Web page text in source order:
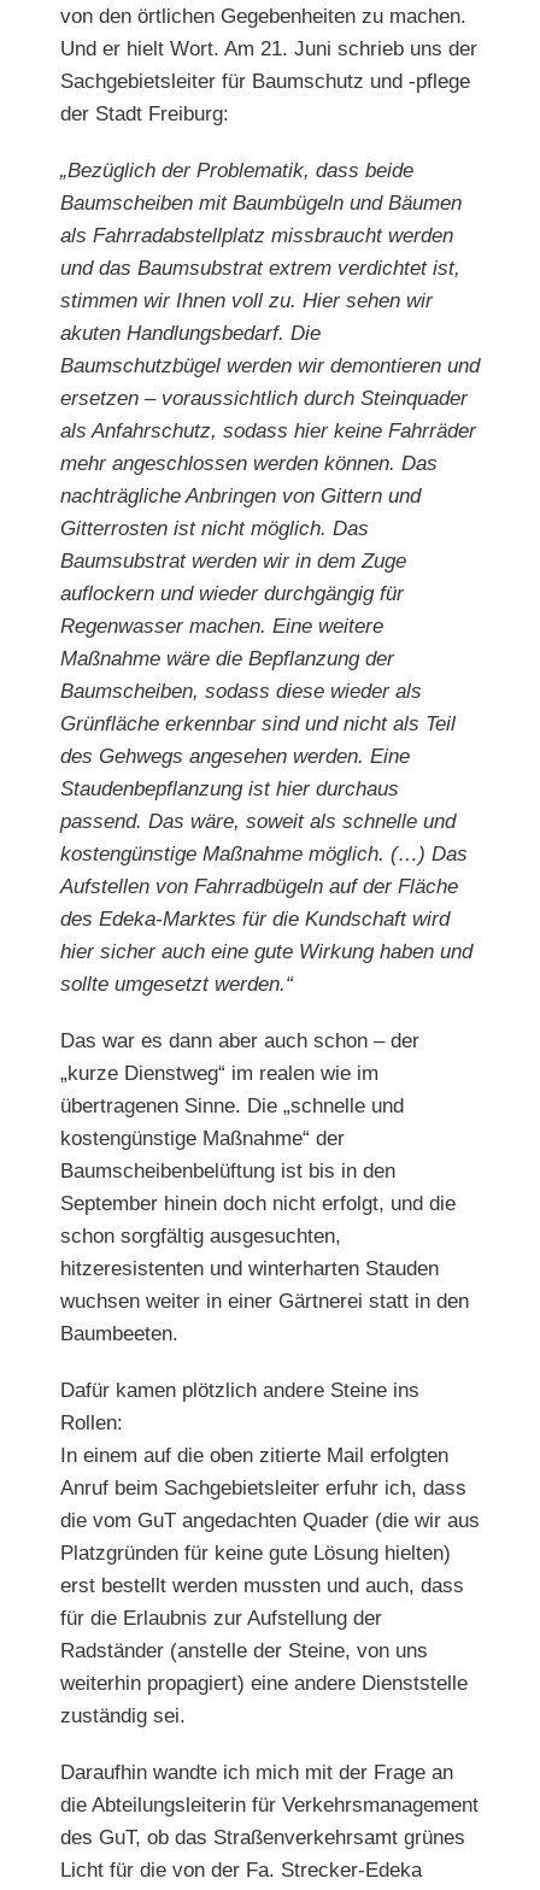
von den örtlichen Gegebenheiten zu machen.
Und er hielt Wort. Am 21. Juni schrieb uns der
Sachgebietsleiter für Baumschutz und -pflege
der Stadt Freiburg:
„Bezüglich der Problematik, dass beide
Baumscheiben mit Baumbügeln und Bäumen
als Fahrradabstellplatz missbraucht werden
und das Baumsubstrat extrem verdichtet ist,
stimmen wir Ihnen voll zu. Hier sehen wir
akuten Handlungsbedarf. Die
Baumschutzbügel werden wir demontieren und
ersetzen – voraussichtlich durch Steinquader
als Anfahrschutz, sodass hier keine Fahrräder
mehr angeschlossen werden können. Das
nachträgliche Anbringen von Gittern und
Gitterrosten ist nicht möglich. Das
Baumsubstrat werden wir in dem Zuge
auflockern und wieder durchgängig für
Regenwasser machen. Eine weitere
Maßnahme wäre die Bepflanzung der
Baumscheiben, sodass diese wieder als
Grünfläche erkennbar sind und nicht als Teil
des Gehwegs angesehen werden. Eine
Staudenbepflanzung ist hier durchaus
passend. Das wäre, soweit als schnelle und
kostengünstige Maßnahme möglich. (…) Das
Aufstellen von Fahrradbügeln auf der Fläche
des Edeka-Marktes für die Kundschaft wird
hier sicher auch eine gute Wirkung haben und
sollte umgesetzt werden.“
Das war es dann aber auch schon – der
„kurze Dienstweg“ im realen wie im
übertragenen Sinne. Die „schnelle und
kostengünstige Maßnahme“ der
Baumscheibenbelüftung ist bis in den
September hinein doch nicht erfolgt, und die
schon sorgfältig ausgesuchten,
hitzeresistenten und winterharten Stauden
wuchsen weiter in einer Gärtnerei statt in den
Baumbeeten.
Dafür kamen plötzlich andere Steine ins
Rollen:
In einem auf die oben zitierte Mail erfolgten
Anruf beim Sachgebietsleiter erfuhr ich, dass
die vom GuT angedachten Quader (die wir aus
Platzgründen für keine gute Lösung hielten)
erst bestellt werden mussten und auch, dass
für die Erlaubnis zur Aufstellung der
Radständer (anstelle der Steine, von uns
weiterhin propagiert) eine andere Dienststelle
zuständig sei.
Daraufhin wandte ich mich mit der Frage an
die Abteilungsleiterin für Verkehrsmanagement
des GuT, ob das Straßenverkehrsamt grünes
Licht für die von der Fa. Strecker-Edeka